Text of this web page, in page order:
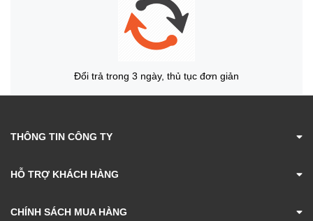
Đổi trả trong 3 ngày, thủ tục đơn giản
THÔNG TIN CÔNG TY
HỖ TRỢ KHÁCH HÀNG
CHÍNH SÁCH MUA HÀNG